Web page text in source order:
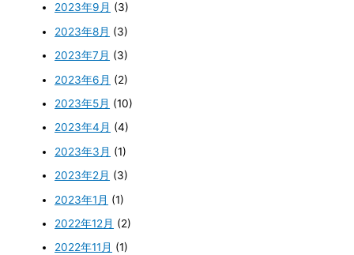
2023年9月 (3)
2023年8月 (3)
2023年7月 (3)
2023年6月 (2)
2023年5月 (10)
2023年4月 (4)
2023年3月 (1)
2023年2月 (3)
2023年1月 (1)
2022年12月 (2)
2022年11月 (1)